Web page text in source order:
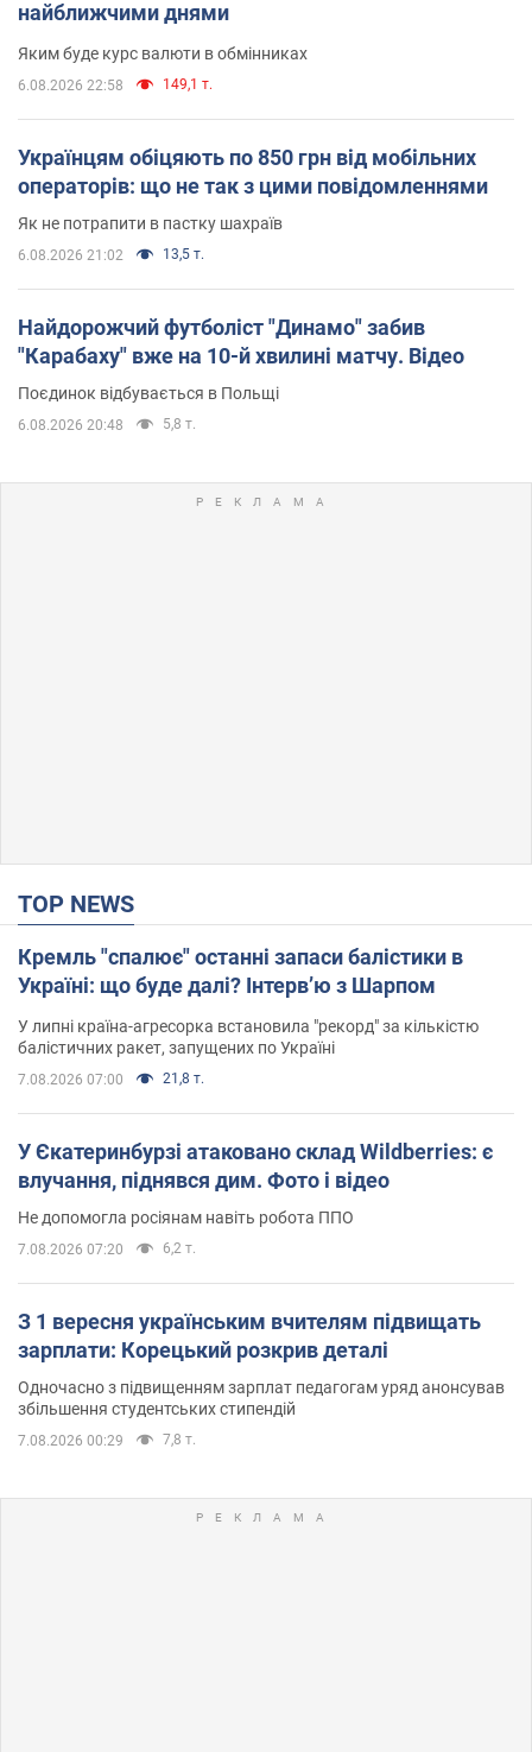
найближчими днями
Яким буде курс валюти в обмінниках
6.08.2026 22:58 149,1 т.
Українцям обіцяють по 850 грн від мобільних
операторів: що не так з цими повідомленнями
Як не потрапити в пастку шахраїв
6.08.2026 21:02 13,5 т.
Найдорожчий футболіст "Динамо" забив
"Карабаху" вже на 10-й хвилині матчу. Відео
Поєдинок відбувається в Польщі
6.08.2026 20:48 5,8 т.
TOP NEWS
Кремль "спалює" останні запаси балістики в
Україні: що буде далі? Інтерв’ю з Шарпом
У липні країна-агресорка встановила "рекорд" за кількістю
балістичних ракет, запущених по Україні
7.08.2026 07:00 21,8 т.
У Єкатеринбурзі атаковано склад Wildberries: є
влучання, піднявся дим. Фото і відео
Не допомогла росіянам навіть робота ППО
7.08.2026 07:20 6,2 т.
З 1 вересня українським вчителям підвищать
зарплати: Корецький розкрив деталі
Одночасно з підвищенням зарплат педагогам уряд анонсував
збільшення студентських стипендій
7.08.2026 00:29 7,8 т.